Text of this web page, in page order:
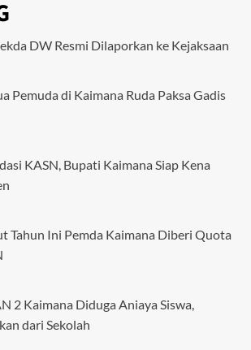
DW Resmi Dilaporkan ke Kejaksaan
Pemuda di Kaimana Ruda Paksa Gadis
KASN, Bupati Kaimana Siap Kena
Tahun Ini Pemda Kaimana Diberi Quota
2 Kaimana Diduga Aniaya Siswa,
dari Sekolah